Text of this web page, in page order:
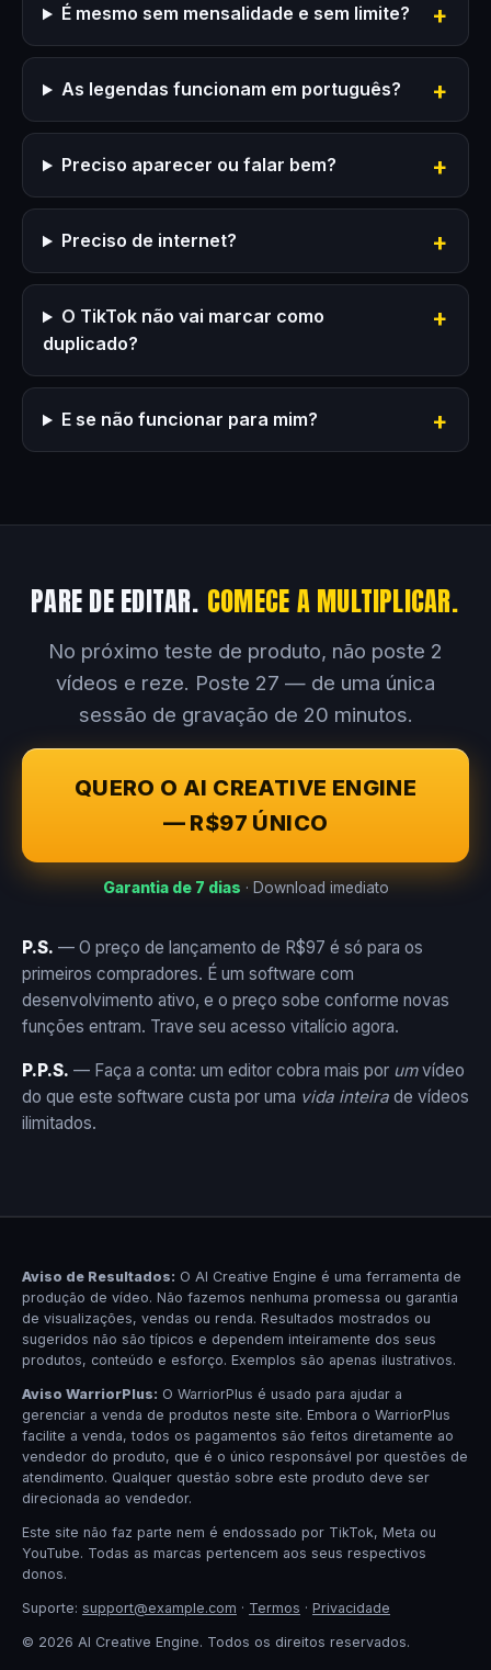
É mesmo sem mensalidade e sem limite?
As legendas funcionam em português?
Preciso aparecer ou falar bem?
Preciso de internet?
O TikTok não vai marcar como
duplicado?
E se não funcionar para mim?
PARE DE EDITAR. COMECE A MULTIPLICAR.
No próximo teste de produto, não poste 2
vídeos e reze. Poste 27 — de uma única
sessão de gravação de 20 minutos.
QUERO O AI CREATIVE ENGINE
— R$97 ÚNICO
Garantia de 7 dias · Download imediato
P.S. — O preço de lançamento de R$97 é só para os
primeiros compradores. É um software com
desenvolvimento ativo, e o preço sobe conforme novas
funções entram. Trave seu acesso vitalício agora.
P.P.S. — Faça a conta: um editor cobra mais por umvídeo
do que este software custa por uma vida inteira de vídeos
ilimitados.
Aviso de Resultados: O AI Creative Engine é uma ferramenta de
produção de vídeo. Não fazemos nenhuma promessa ou garantia
de visualizações, vendas ou renda. Resultados mostrados ou
sugeridos não são típicos e dependem inteiramente dos seus
produtos, conteúdo e esforço. Exemplos são apenas ilustrativos.
Aviso WarriorPlus: O WarriorPlus é usado para ajudar a
gerenciar a venda de produtos neste site. Embora o WarriorPlus
facilite a venda, todos os pagamentos são feitos diretamente ao
vendedor do produto, que é o único responsável por questões de
atendimento. Qualquer questão sobre este produto deve ser
direcionada ao vendedor.
Este site não faz parte nem é endossado por TikTok, Meta ou
YouTube. Todas as marcas pertencem aos seus respectivos
donos.
Suporte: support@example.com · Termos · Privacidade
© 2026 AI Creative Engine. Todos os direitos reservados.